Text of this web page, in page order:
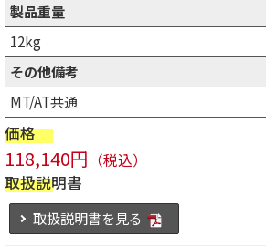
製品重量
12kg
その他備考
MT/AT共通
価格
118,140円 （税込）
取扱説明書
取扱説明書を見る